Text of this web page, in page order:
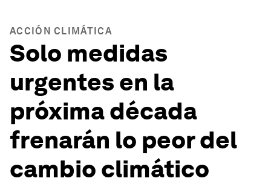
ACCIÓN CLIMÁTICA
Solo medidas
urgentes en la
próxima década
frenarán lo peor del
cambio climático